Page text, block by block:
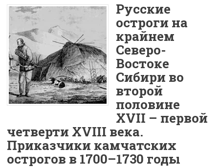
Русские
остроги на
крайнем
Северо-
Востоке
Сибири во
второй
половине
XVII – первой
четверти XVIII века.
Приказчики камчатских
острогов в 1700–1730 годы